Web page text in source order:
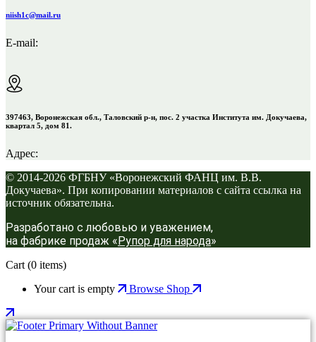
niish1c@mail.ru
E-mail:
397463, Воронежская обл., Таловский р-н, пос. 2 участка Института им. Докучаева,
квартал 5, дом 81.
Адрес:
© 2014-2026 ФГБНУ «Воронежский ФАНЦ им. В.В.
Докучаева». При копировании материалов с сайта ссылка на
источник обязательна.
Разработано с любовью и уважением,
на фабрике продаж «Рупор для народа»
Cart (0 items)
Your cart is empty
Browse Shop